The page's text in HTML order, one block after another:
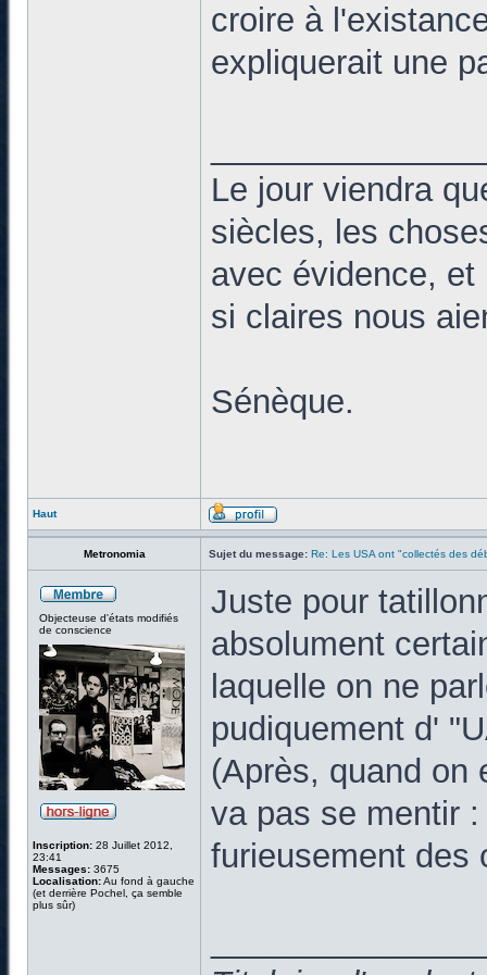
croire à
expliquerait une
Le jour viendra
siècles, les
avec évidence,
si claires nous
Sénèque.
Haut
Metronomia Sujet du message: Re: Les USA ont "collectés des
Objecteuse d'états modifiés
de conscience
Inscription: 28 Juillet 2012,
23:41
Messages: 3675
Localisation:Au fond à gauche
(et derrière Pochel, ça semble
plus sûr)
Juste pour
absolument
laquelle on ne
pudiquement d'
(Après, quand on
va pas se mentir
furieusement des